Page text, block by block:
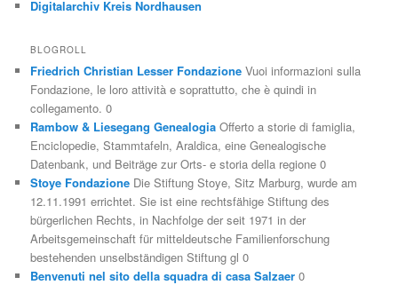
Digitalarchiv Kreis Nordhausen
BLOGROLL
Friedrich Christian Lesser Fondazione Vuoi informazioni sulla
Fondazione, le loro attività e soprattutto, che è quindi in
collegamento. 0
Rambow & Liesegang Genealogia Offerto a storie di famiglia,
Enciclopedie, Stammtafeln, Araldica, eine Genealogische
Datenbank, und Beiträge zur Orts- e storia della regione 0
Stoye Fondazione Die Stiftung Stoye, Sitz Marburg, wurde am
12.11.1991 errichtet. Sie ist eine rechtsfähige Stiftung des
bürgerlichen Rechts, in Nachfolge der seit 1971 in der
Arbeitsgemeinschaft für mitteldeutsche Familienforschung
bestehenden unselbständigen Stiftung gl 0
Benvenuti nel sito della squadra di casa Salzaer 0